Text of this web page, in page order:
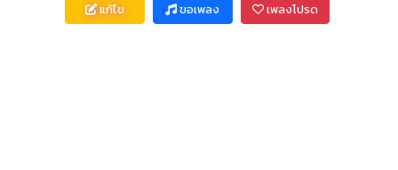
แก้ไข ขอเพลง เพลงโปรด